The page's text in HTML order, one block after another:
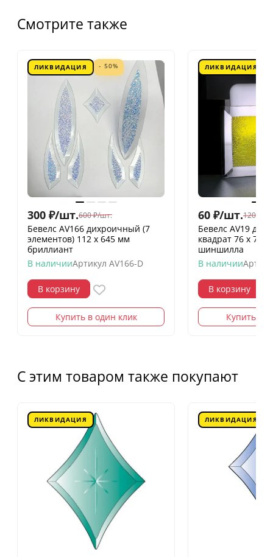
Смотрите также
ЛИКВИДАЦИЯ - 50%
300 ₽/шт.600 ₽/шт.
Бевелс AV166 дихроичный (7
элементов) 112 х 645 мм
бриллиант
В наличииАртикул AV166-D
В корзину
Купить в один клик
ЛИКВИДАЦИЯ
60 ₽/шт.120
Бевелс AV19
квадрат 76 х 76
шиншилла
В наличии
В корзину
Купить в
С этим товаром также покупают
ЛИКВИДАЦИЯ ЛИКВИДАЦИЯ